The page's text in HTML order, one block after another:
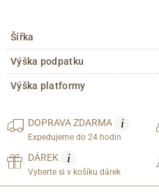
Šířka
Výška podpatku
Výška platformy
DOPRAVAZDARMA i
Expedujeme do 24 hodin
DÁREK i
Vyberte si v košíku dárek